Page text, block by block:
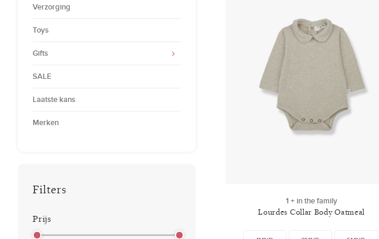
Verzorging
Toys
Gifts
SALE
Laatste kans
Merken
Filters
Prijs
1 + in the family
Lourdes Collar Body Oatmeal